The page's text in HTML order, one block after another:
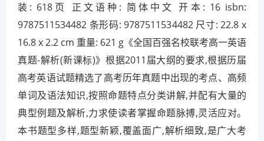
装: 618页 正文语种: 简体中文 开本: 16 isbn:
9787511534482 条形码: 9787511534482 尺寸: 22.8 x
16.8 x 2.2 cm 重量: 621 g《全国百强名校联考高一英语
真题-解析(新课标)》根据2011届大纲的要求,根据历届
高考英语试题精选了高考历年真题中出现的考点、高频
单词及语法知识,按照命题特点分类讲解,并配有大量的
典型例题及解析,力求使读者掌握命题脉搏,灵活应对。
本书题型多样,题型新颖,覆盖面广,解析细致,是广大考